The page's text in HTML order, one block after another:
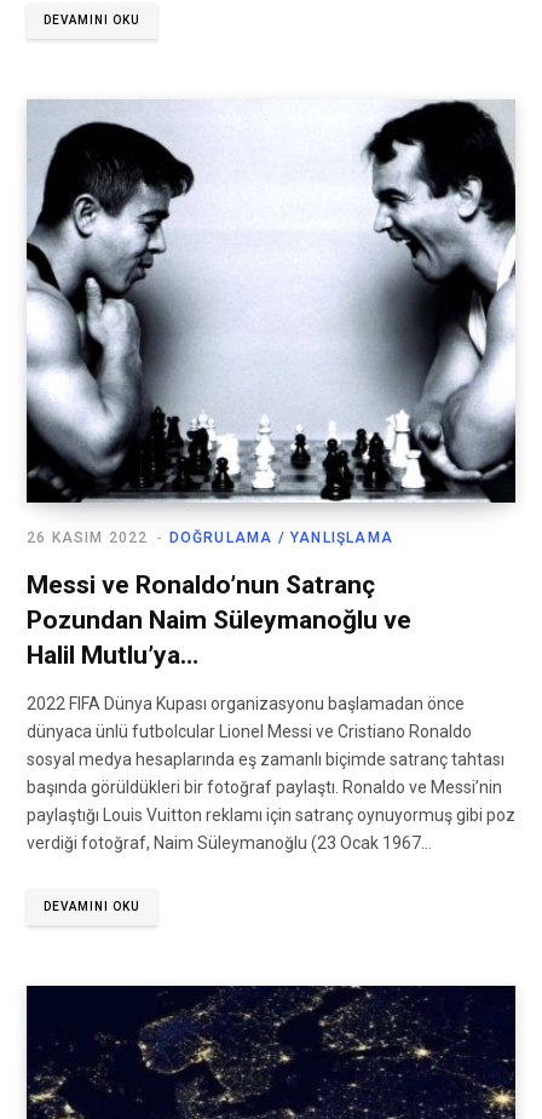
DEVAMINI OKU
DOĞRULAMA / YANLIŞLAMA
26 KASIM 2022
Messi ve Ronaldo’nun Satranç
Pozundan Naim Süleymanoğlu ve
Halil Mutlu’ya…
2022 FIFA Dünya Kupası organizasyonu başlamadan önce
dünyaca ünlü futbolcular Lionel Messi ve Cristiano Ronaldo
sosyal medya hesaplarında eş zamanlı biçimde satranç tahtası
başında görüldükleri bir fotoğraf paylaştı. Ronaldo ve Messi’nin
paylaştığı Louis Vuitton reklamı için satranç oynuyormuş gibi poz
verdiği fotoğraf, Naim Süleymanoğlu (23 Ocak 1967…
DEVAMINI OKU